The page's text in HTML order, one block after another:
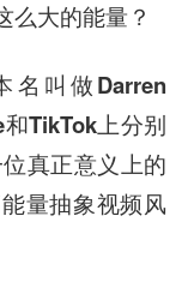
么大的能量？
名叫做Darren
TikTok上分别
真正意义上的
量抽象视频风